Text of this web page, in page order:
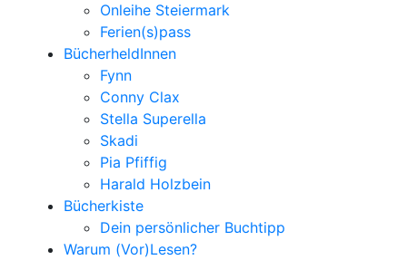
Onleihe Steiermark
Ferien(s)pass
BücherheldInnen
Fynn
Conny Clax
Stella Superella
Skadi
Pia Pfiffig
Harald Holzbein
Bücherkiste
Dein persönlicher Buchtipp
Warum (Vor)Lesen?